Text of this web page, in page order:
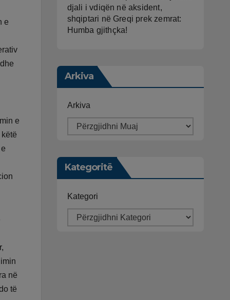
e
e
në
të
djali i vdiqën në aksident,
shqiptari në Greqi prek zemrat:
Humba gjithçka!
Arkiva
Arkiva
Kategoritë
Kategori